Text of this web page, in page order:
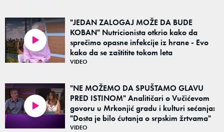
"JEDAN ZALOGAJ MOŽE DA BUDE
KOBAN" Nutricionista otkrio kako da
sprečimo opasne infekcije iz hrane - Evo
kako da se zaštitite tokom leta
VIDEO
"NE MOŽEMO DA SPUŠTAMO GLAVU
PRED ISTINOM" Analitičari o Vučićevom
govoru u Mrkonjić gradu i kulturi sećanja:
"Dosta je bilo ćutanja o srpskim žrtvama"
VIDEO